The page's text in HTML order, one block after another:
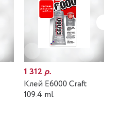
1 312р.
Клей E6000 Craft
109.4 ml